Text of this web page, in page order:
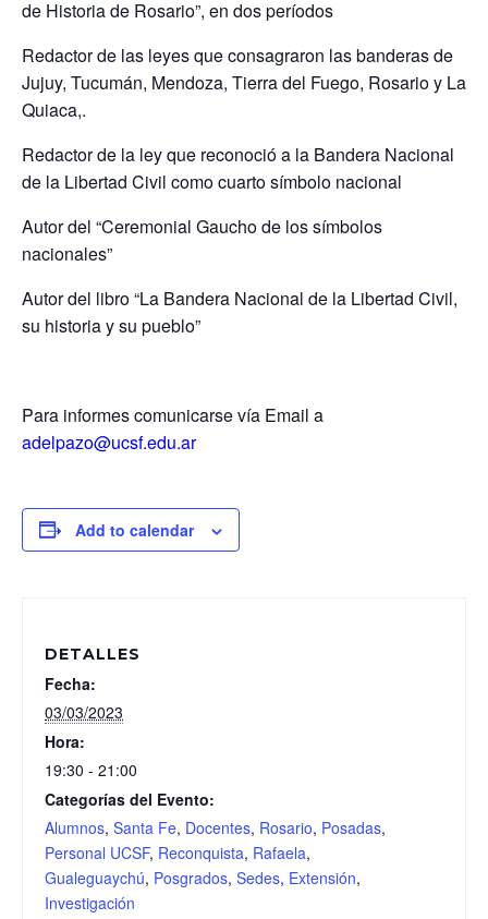
de Historia de Rosario”, en dos períodos
Redactor de las leyes que consagraron las banderas de
Jujuy, Tucumán, Mendoza, Tierra del Fuego, Rosario y La
Quiaca,.
Redactor de la ley que reconoció a la Bandera Nacional
de la Libertad Civil como cuarto símbolo nacional
Autor del “Ceremonial Gaucho de los símbolos
nacionales”
Autor del libro “La Bandera Nacional de la Libertad Civil,
su historia y su pueblo”
Para informes comunicarse vía Email a
adelpazo@ucsf.edu.ar
Add to calendar
DETALLES
Fecha:
03/03/2023
Hora:
19:30 - 21:00
Categorías del Evento:
Alumnos, Santa Fe, Docentes, Rosario, Posadas,
Personal UCSF, Reconquista, Rafaela,
Gualeguaychú, Posgrados, Sedes, Extensión,
Investigación